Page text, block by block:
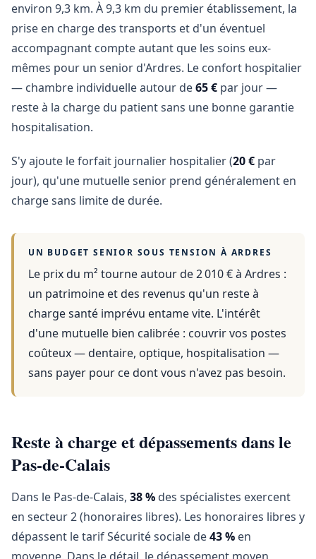
environ 9,3 km. À 9,3 km du premier établissement, la
prise en charge des transports et d'un éventuel
accompagnant compte autant que les soins eux-
mêmes pour un senior d'Ardres. Le confort hospitalier
— chambre individuelle autour de65 € par jour —
reste à la charge du patient sans une bonne garantie
hospitalisation.
S'y ajoute le forfait journalier hospitalier (20 € par
jour), qu'une mutuelle senior prend généralement en
charge sans limite de durée.
UN BUDGET SENIOR SOUS TENSION À ARDRES
Le prix du m² tourne autour de 2 010 €à Ardres :
un patrimoine et des revenus qu'un reste à
charge santé imprévu entame vite. L'intérêt
d'une mutuelle bien calibrée : couvrir vos postes
coûteux — dentaire, optique, hospitalisation —
sans payer pour ce dont vous n'avez pas besoin.
Reste à charge et dépassements dans le
Pas-de-Calais
Dans le Pas-de-Calais, 38 % des spécialistes exercent
en secteur 2 (honoraires libres). Les honoraires libres y
dépassent le tarif Sécurité sociale de43 % en